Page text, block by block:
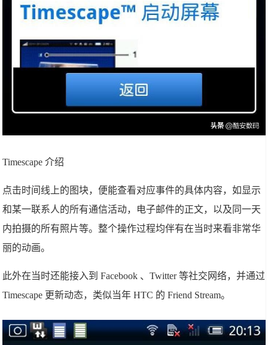
Timescape 介绍
点击时间线上的图块，便能查看对应事件的具体内容，如显示
和某一联系人的所有通信活动，电子邮件的正文，以及同一天
内拍摄的所有照片等。整个操作过程均伴有在当时来看非常华
丽的动画。
此外在当时还能接入到 Facebook 、Twitter 等社交网络，并通过
Timescape 更新动态，类似当年 HTC 的 Friend Stream。